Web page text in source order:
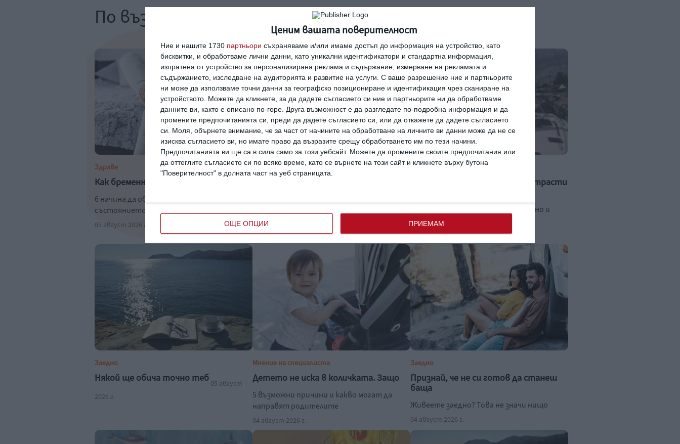
Ценим вашата поверителност
Ние и нашите 1730 партньори съхраняваме и/или имаме достъп до информация на устройство, като
бисквитки, и обработваме лични данни, като уникални идентификатори и стандартна информация,
изпратена от устройство за персонализирана реклама и съдържание, измерване на рекламата и
съдържанието, изследване на аудиторията и развитие на услуги. С ваше разрешение ние и партньорите
ни може да използваме точни данни за географско позициониране и идентификация чрез сканиране на
устройството. Можете да кликнете, за да дадете съгласието си ние и партньорите ни да обработваме
данните ви, както е описано по-горе. Друга възможност е да разгледате по-подробна информация и да
промените предпочитанията си, преди да дадете съгласието си, или да откажете да дадете съгласието
си.
Моля, обърнете внимание, че за част от начините на обработване на личните ви данни може да не се
изисква съгласието ви, но имате право да възразите срещу обработването им по тези начини.
Предпочитанията ви ще са в сила само за този уебсайт. Можете да промените своите предпочитания или
да оттеглите съгласието си по всяко време, като се върнете на този сайт и кликнете върху бутона
"Поверителност" в долната част на уеб страницата.
ОЩЕ ОПЦИИ ПРИЕМАМ
По възраст
Здраве
Как бременната да оцелее в жегата
6 начина да облекчи отоците и
състоянието си
05 август 2026 г.
Да поговорим
връзка
05 август 2026 г.
Заедно
Павел Иванов пали спортни страсти
Екранният Гунди спортува редовно и
усилено
05 август 2026 г.
Заедно
Някой ще обича точно теб 05 август
2026 г.
Мнение на специалиста
Детето не иска в количката. Защо
5 възможни причини и какво могат да
направят родителите
04 август 2026 г.
Заедно
Признай, че не си готов да станеш
баща
Живеете заедно? Това не значи нищо
04 август 2026 г.